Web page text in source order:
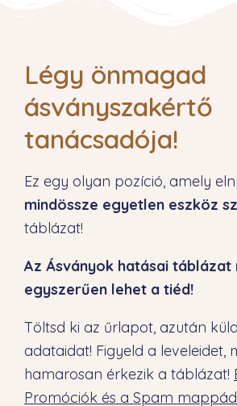
Légy önmagad
ásványszakértő
tanácsadója!
Ez egy olyan pozíció, amely
mindössze egyetlen eszköz
táblázat!
Az Ásványok hatásai táblázat
egyszerűen lehet a tiéd!
Töltsd ki az űrlapot, azután
adataidat! Figyeld a leveleidet,
hamarosan érkezik a táblázat!
Promóciók és a Spam